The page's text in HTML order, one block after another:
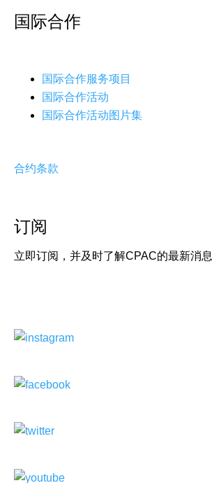
国际合作
国际合作服务项目
国际合作活动
国际合作活动图片集
合约条款
订阅
立即订阅，并及时了解CPAC的最新消息